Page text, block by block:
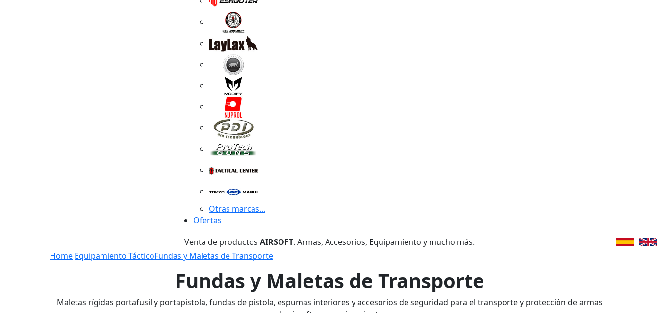
Otras marcas...
Ofertas
Venta de productos AIRSOFT. Armas, Accesorios, Equipamiento y mucho más.
Home Equipamiento TácticoFundas y Maletas de Transporte
Fundas y Maletas de Transporte
Maletas rígidas portafusil y portapistola, fundas de pistola, espumas interiores y accesorios de seguridad para el transporte y protección de armas